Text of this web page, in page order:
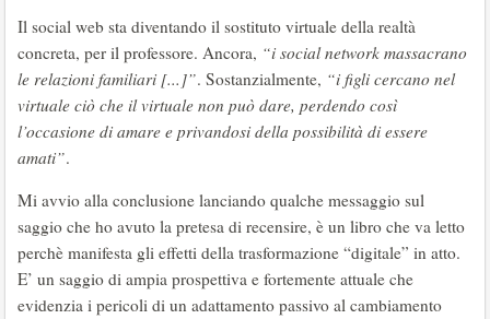
Il social web sta diventando il sostituto virtuale della realtà
concreta, per il professore. Ancora, “i social network massacrano
le relazioni familiari [...]”. Sostanzialmente, “i figli cercano nel
virtuale ciò che il virtuale non può dare, perdendo così
l’occasione di amare e privandosi della possibilità di essere
amati”.
Mi avvio alla conclusione lanciando qualche messaggio sul
saggio che ho avuto la pretesa di recensire, è un libro che va letto
perchè manifesta gli effetti della trasformazione “digitale” in atto.
E’ un saggio di ampia prospettiva e fortemente attuale che
evidenzia i pericoli di un adattamento passivo al cambiamento